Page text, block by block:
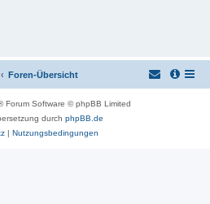
Foren-Übersicht
Forum Software © phpBB Limited
durch phpBB.de
| Nutzungsbedingungen